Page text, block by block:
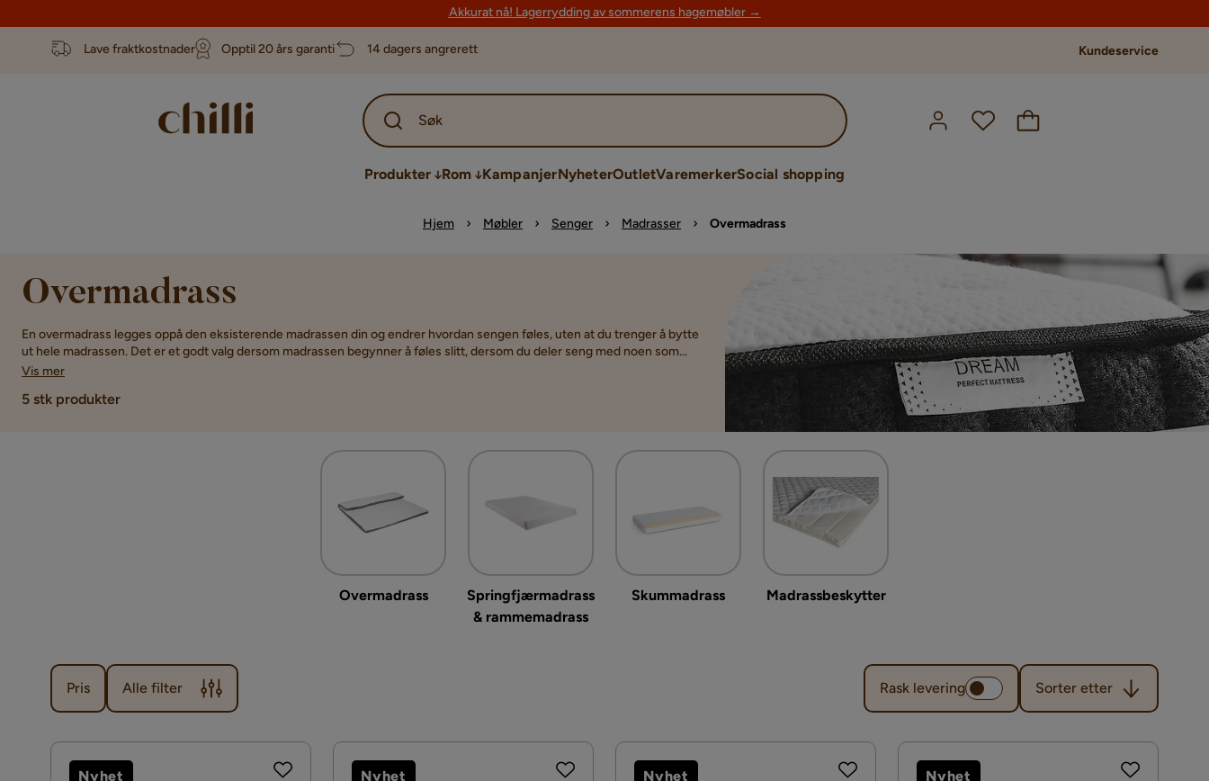
Akkurat nå! Lagerrydding av sommerens hagemøbler →
Lave fraktkostnader Opptil 20 års garanti 14 dagers angrerett Kundeservice
Søk
Produkter Rom KampanjerNyheterOutletVaremerkerSocial shopping
Hjem Møbler Senger Madrasser Overmadrass
Overmadrass
En overmadrass legges oppå den eksisterende madrassen din og endrer hvordan sengen føles, uten at du trenger å bytte
ut hele madrassen. Det er et godt valg dersom madrassen begynner å føles slitt, dersom du deler seng med noen som
foretrekker et mykere liggeunderlag, eller dersom du vil gi en gjesteseng litt ekstra komfort.
Vis mer
5 stk produkter
Overmadrass
Springfjærmadrass
& rammemadrass
Skummadrass Madrassbeskytter
Pris Alle filter Rask levering
Sorter etter
Sorter etter
Nyhet Nyhet Nyhet Nyhet